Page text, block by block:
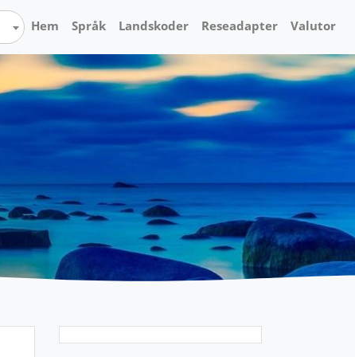
Hem Språk Landskoder Reseadapter Valutor